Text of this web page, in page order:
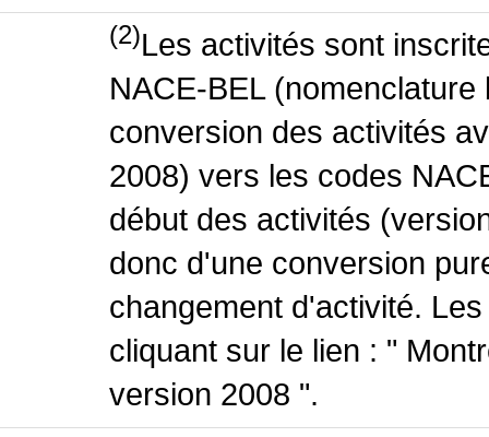
(2)Les activités sont
NACE-BEL
conversion des activités
2008) vers les codes
début des activités
donc d'une conversion
changement d'activité.
cliquant sur le lien : "
version 2008 ".